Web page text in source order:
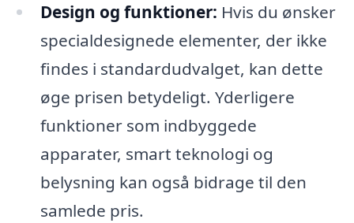
Design og funktioner: Hvis du ønsker
specialdesignede elementer, der ikke
findes i standardudvalget, kan dette
øge prisen betydeligt. Yderligere
funktioner som indbyggede
apparater, smart teknologi og
belysning kan også bidrage til den
samlede pris.